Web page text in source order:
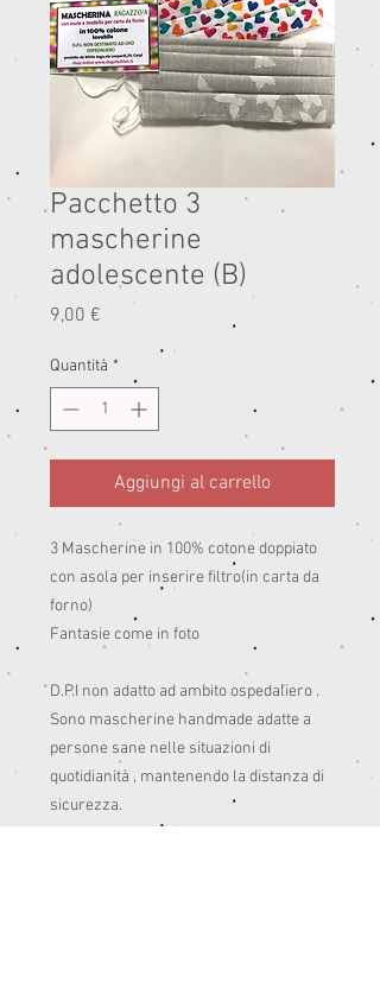
Pacchetto 3
mascherine
adolescente (B)
9,00 €
Quantità *
Aggiungi al carrello
3 Mascherine in 100% cotone doppiato
con asola per inserire filtro(in carta da
forno)
Fantasie come in foto
D.P.I non adatto ad ambito ospedaliero .
Sono mascherine handmade adatte a
persone sane nelle situazioni di
quotidianità , mantenendo la distanza di
sicurezza.